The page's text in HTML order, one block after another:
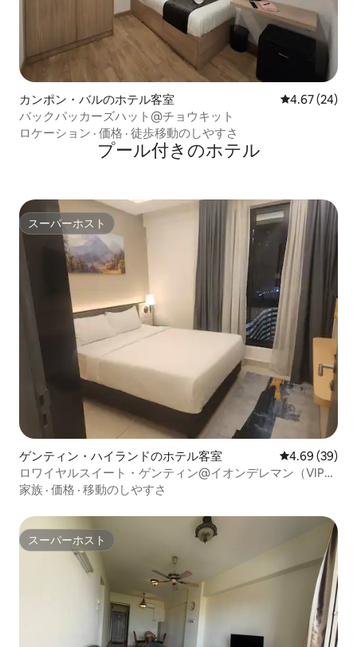
カンポン・バルのホテル客室 レビュー24
4.67 (24)
バックパッカーズハット@チョウキット
ロケーション · 価格 · 徒歩移動のしやすさ
プール付きのホ⁠テ⁠ル
スーパーホスト
スーパーホスト
ゲンティン・ハイランドのホテル客室 レビュー39
4.69 (39)
ロワイヤルスイート・ゲンティン@イオンデレマン（VIP駐
車場）
家族 · 価格 · 移動のしやすさ
スーパーホスト
スーパーホスト